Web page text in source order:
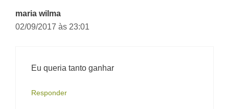
maria wilma
02/09/2017 às 23:01
Eu queria tanto ganhar
Responder